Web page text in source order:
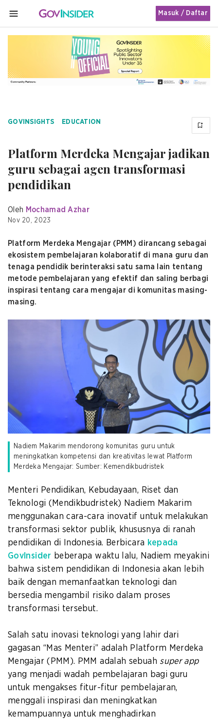
MENU
Masuk / Daftar
GOVINSIGHTS EDUCATION
Platform Merdeka Mengajar jadikan
guru sebagai agen transformasi
pendidikan
Oleh Mochamad Azhar
Nov 20, 2023
Platform Merdeka Mengajar (PMM) dirancang sebagai
ekosistem pembelajaran kolaboratif di mana guru dan
tenaga pendidik berinteraksi satu sama lain tentang
metode pembelajaran yang efektif dan saling berbagi
inspirasi tentang cara mengajar di komunitas masing-
masing.
Nadiem Makarim mendorong komunitas guru untuk
meningkatkan kompetensi dan kreativitas lewat Platform
Merdeka Mengajar: Sumber: Kemendikbudristek
Menteri Pendidikan, Kebudayaan, Riset dan
Teknologi (Mendikbudristek) Nadiem Makarim
menggunakan cara-cara inovatif untuk melakukan
transformasi sektor publik, khususnya di ranah
pendidikan di Indonesia. Berbicara kepada
GovInsider beberapa waktu lalu, Nadiem meyakini
bahwa sistem pendidikan di Indonesia akan lebih
baik dengan memanfaatkan teknologi dan
bersedia mengambil risiko dalam proses
transformasi tersebut.
Salah satu inovasi teknologi yang lahir dari
gagasan “Mas Menteri” adalah Platform Merdeka
Mengajar (PMM). PMM adalah sebuah super app
yang menjadi wadah pembelajaran bagi guru
untuk mengakses fitur-fitur pembelajaran,
menggali inspirasi dan meningkatkan
kemampuannya untuk menghadirkan